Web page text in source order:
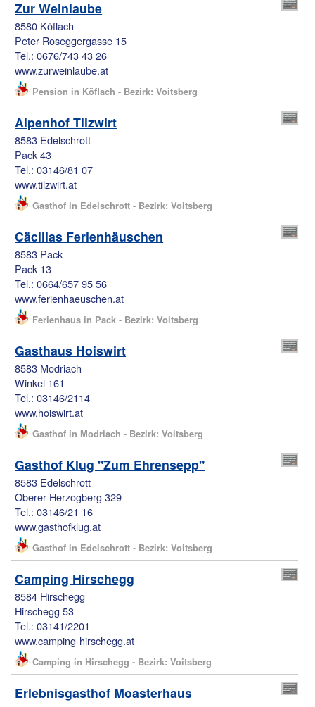
Zur Weinlaube
8580 Köflach
Peter-Roseggergasse 15
Tel.: 0676/743 43 26
www.zurweinlaube.at
Pension in Köflach - Bezirk: Voitsberg
Alpenhof Tilzwirt
8583 Edelschrott
Pack 43
Tel.: 03146/81 07
www.tilzwirt.at
Gasthof in Edelschrott - Bezirk: Voitsberg
Cäcilias Ferienhäuschen
8583 Pack
Pack 13
Tel.: 0664/657 95 56
www.ferienhaeuschen.at
Ferienhaus in Pack - Bezirk: Voitsberg
Gasthaus Hoiswirt
8583 Modriach
Winkel 161
Tel.: 03146/2114
www.hoiswirt.at
Gasthof in Modriach - Bezirk: Voitsberg
Gasthof Klug "Zum Ehrensepp"
8583 Edelschrott
Oberer Herzogberg 329
Tel.: 03146/21 16
www.gasthofklug.at
Gasthof in Edelschrott - Bezirk: Voitsberg
Camping Hirschegg
8584 Hirschegg
Hirschegg 53
Tel.: 03141/2201
www.camping-hirschegg.at
Camping in Hirschegg - Bezirk: Voitsberg
Erlebnisgasthof Moasterhaus